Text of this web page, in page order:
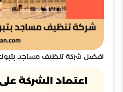
افضل شركة تنظيف مساجد
اعتماد الشركة